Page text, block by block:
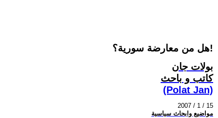
هل من معارضة سورية؟!
بولات جان
كاتب و باحث
(Polat Jan)
2007 / 1 / 15
مواضيع وابحاث سياسية